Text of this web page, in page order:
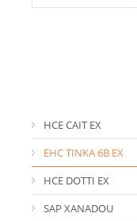
HCE CAIT EX
EHC TINKA 6B EX
HCE DOTTI EX
SAP XANADOU